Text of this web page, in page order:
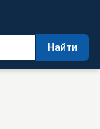
Найти